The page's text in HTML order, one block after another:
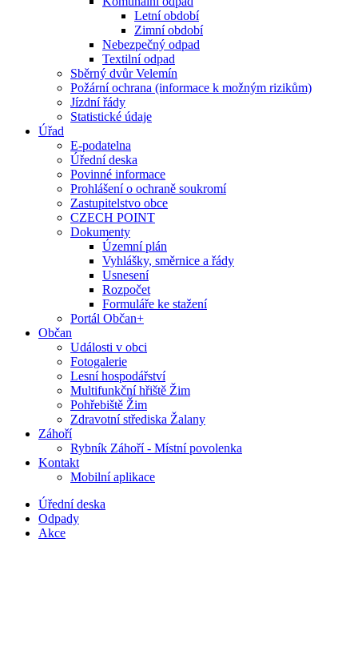
Letní období
Zimní období
Nebezpečný odpad
Textilní odpad
Sběrný dvůr Velemín
Požární ochrana (informace k možným rizikům)
Jízdní řády
Statistické údaje
Úřad
E-podatelna
Úřední deska
Povinné informace
Prohlášení o ochraně soukromí
Zastupitelstvo obce
CZECH POINT
Dokumenty
Územní plán
Vyhlášky, směrnice a řády
Usnesení
Rozpočet
Formuláře ke stažení
Portál Občan+
Občan
Události v obci
Fotogalerie
Lesní hospodářství
Multifunkční hřiště Žim
Pohřebiště Žim
Zdravotní střediska Žalany
Záhoří
Rybník Záhoří - Místní povolenka
Kontakt
Mobilní aplikace
Úřední deska
Odpady
Akce